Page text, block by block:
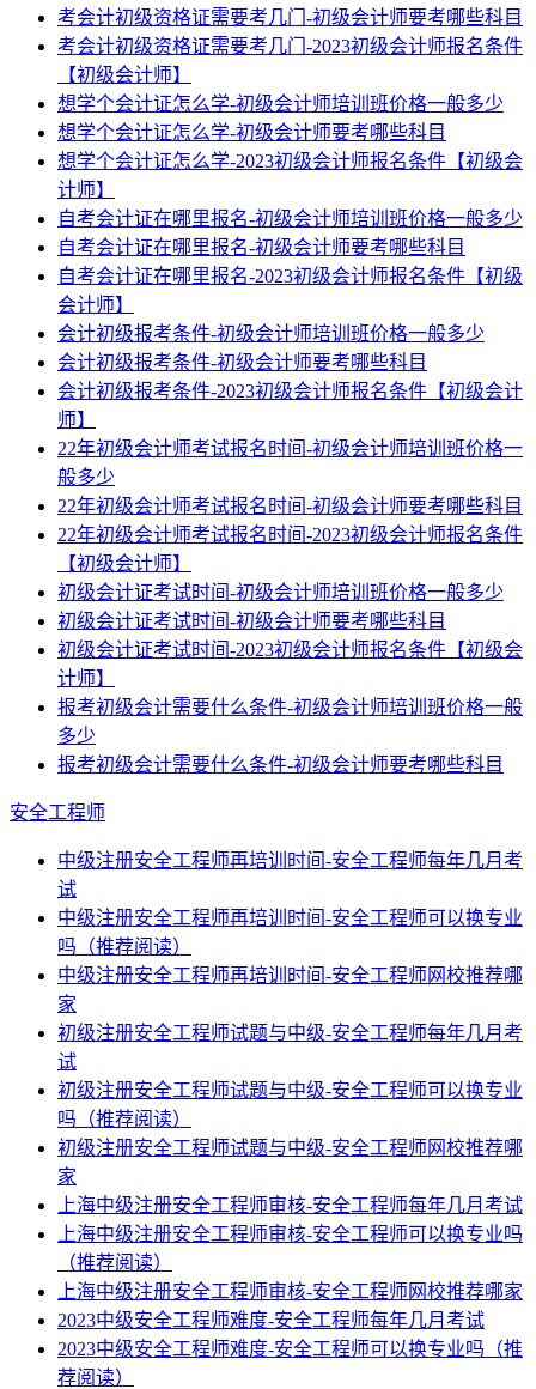
考会计初级资格证需要考几门-初级会计师要考哪些科目
考会计初级资格证需要考几门-2023初级会计师报名条件
【初级会计师】
想学个会计证怎么学-初级会计师培训班价格一般多少
想学个会计证怎么学-初级会计师要考哪些科目
想学个会计证怎么学-2023初级会计师报名条件【初级会
计师】
自考会计证在哪里报名-初级会计师培训班价格一般多少
自考会计证在哪里报名-初级会计师要考哪些科目
自考会计证在哪里报名-2023初级会计师报名条件【初级
会计师】
会计初级报考条件-初级会计师培训班价格一般多少
会计初级报考条件-初级会计师要考哪些科目
会计初级报考条件-2023初级会计师报名条件【初级会计
师】
22年初级会计师考试报名时间-初级会计师培训班价格一
般多少
22年初级会计师考试报名时间-初级会计师要考哪些科目
22年初级会计师考试报名时间-2023初级会计师报名条件
【初级会计师】
初级会计证考试时间-初级会计师培训班价格一般多少
初级会计证考试时间-初级会计师要考哪些科目
初级会计证考试时间-2023初级会计师报名条件【初级会
计师】
报考初级会计需要什么条件-初级会计师培训班价格一般
多少
报考初级会计需要什么条件-初级会计师要考哪些科目
安全工程师
中级注册安全工程师再培训时间-安全工程师每年几月考
试
中级注册安全工程师再培训时间-安全工程师可以换专业
吗（推荐阅读）
中级注册安全工程师再培训时间-安全工程师网校推荐哪
家
初级注册安全工程师试题与中级-安全工程师每年几月考
试
初级注册安全工程师试题与中级-安全工程师可以换专业
吗（推荐阅读）
初级注册安全工程师试题与中级-安全工程师网校推荐哪
家
上海中级注册安全工程师审核-安全工程师每年几月考试
上海中级注册安全工程师审核-安全工程师可以换专业吗
（推荐阅读）
上海中级注册安全工程师审核-安全工程师网校推荐哪家
2023中级安全工程师难度-安全工程师每年几月考试
2023中级安全工程师难度-安全工程师可以换专业吗（推
荐阅读）